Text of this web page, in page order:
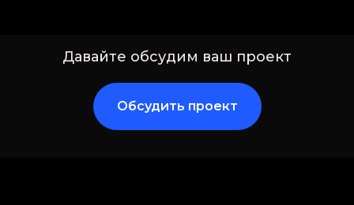
Давайте обсудим ваш проект
Обсудить проект